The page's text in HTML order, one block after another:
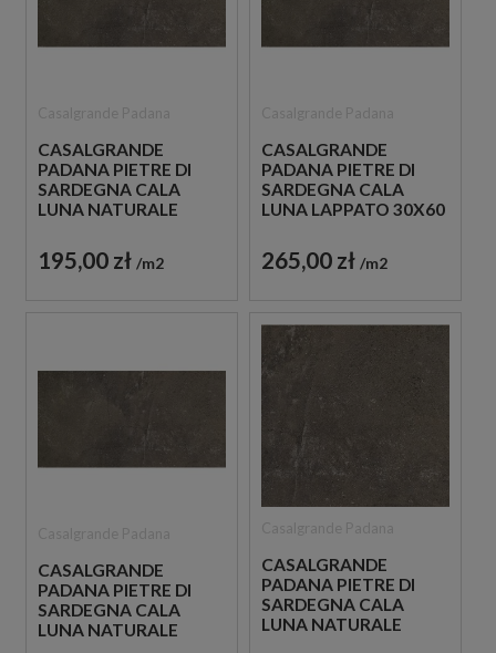
CASALGRANDE
PADANA PIETRE DI
SARDEGNA CALA
LUNA NATURALE
GRESOWE IMITUJĄCE
BETON
195,00 zł m2
CASALGRANDE
PADANA PIETRE DI
SARDEGNA CALA
LUNA LAPPATO 30X60
IMITUJĄCE BETON
265,00 zł m2
CASALGRANDE
PADANA PIETRE DI
SARDEGNA CALA
LUNA NATURALE
CASALGRANDE
PADANA PIETRE DI
SARDEGNA CALA
LUNA NATURALE